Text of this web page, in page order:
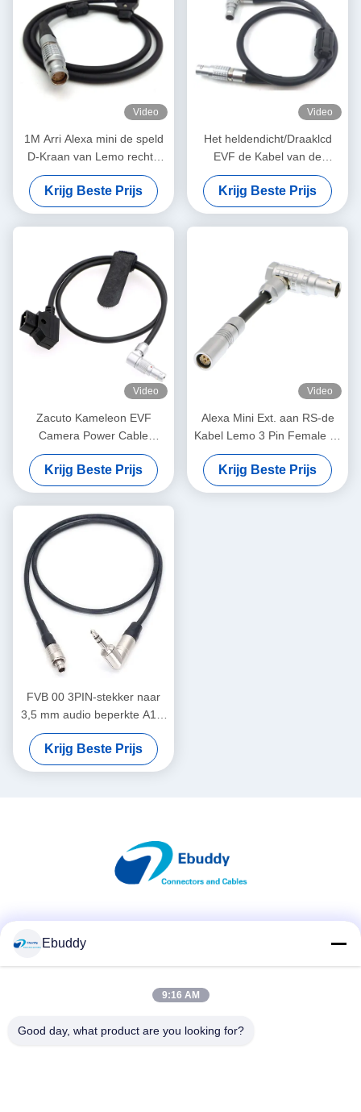
Video
1M Arri Alexa mini de speld
D-Kraan van Lemo rechte
FGJ 2B 8 van de
machtskabel kabel
Krijg Beste Prijs
Video
Het heldendicht/Draaklcd
EVF de Kabel van de
Cameramacht Lemo 16
Speld aan 16 speldt
rechtstreeks aan Juist
Contacttype
Krijg Beste Prijs
Video
Zacuto Kameleon EVF
Camera Power Cable
Draaibaar Lemo Rechte
Hoek 4 Pin Mannelijk Tot
Omgekeerd D-Tap
Krijg Beste Prijs
Video
Alexa Mini Ext. aan RS-de
Kabel Lemo 3 Pin Female To
7 van de Machtsadapter Pin
Male
Krijg Beste Prijs
FVB 00 3PIN-stekker naar
3,5 mm audio beperkte A10-
TX tijdcodekabel
Krijg Beste Prijs
Snel contact
Telefoon
Ebuddy
9:16 AM
Good day, what product are you looking for?